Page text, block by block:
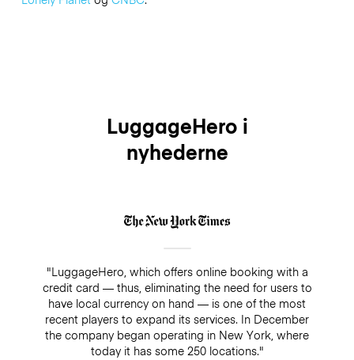
LuggageHero i
nyhederne
"LuggageHero, which offers online booking with a
credit card — thus, eliminating the need for users to
have local currency on hand — is one of the most
recent players to expand its services. In December
the company began operating in New York, where
today it has some 250 locations."